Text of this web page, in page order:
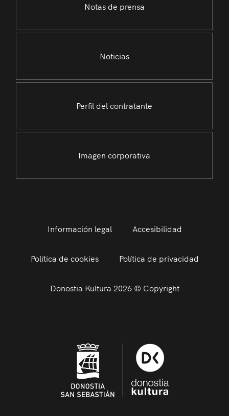
Notas de prensa
Noticias
Perfil del contratante
Imagen corporativa
Información legal Accesibilidad
Política de cookies Política de privacidad
Donostia Kultura 2026 © Copyright